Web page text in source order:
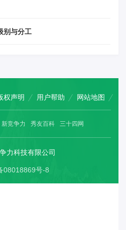
别与分工
权声明 用户帮助 网站地图
新竞争力 秀友百科 三十四网
力科技有限公司
08018869号-8